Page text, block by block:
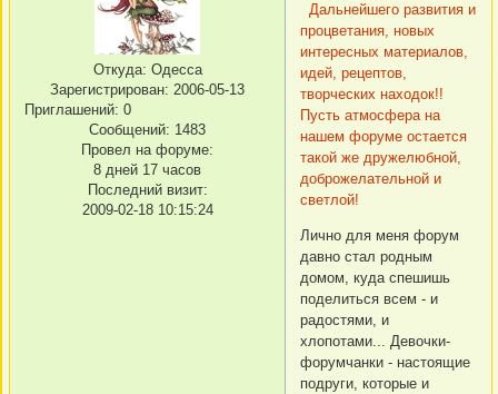
Откуда: Одесса
Зарегистрирован: 2006-05-13
Приглашений: 0
Сообщений: 1483
Провел на форуме:
8 дней 17 часов
Последний визит:
2009-02-18 10:15:24
Дальнейшего развития и
процветания, новых
интересных материалов,
идей, рецептов,
творческих находок!!
Пусть атмосфера на
нашем форуме остается
такой же дружелюбной,
доброжелательной и
светлой!
Лично для меня форум
давно стал родным
домом, куда спешишь
поделиться всем - и
радостями, и
хлопотами... Девочки-
форумчанки - настоящие
подруги, которые и